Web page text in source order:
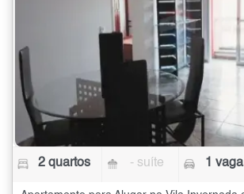
2 quartos - suíte 1 vaga